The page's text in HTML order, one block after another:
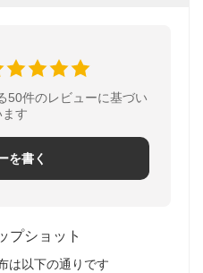
50件のレビューに基づい
ます
を書く
プショット
は以下の通りです